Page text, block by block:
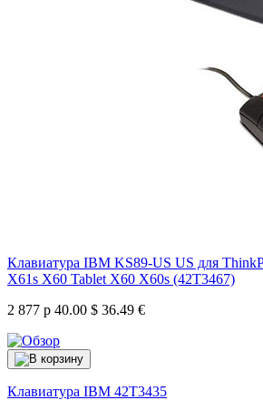
Клавиатура IBM KS89-US US для
X61s X60 Tablet X60 X60s (42T3467)
2 877 р 40.00 $ 36.49 €
Клавиатура IBM 42T3435